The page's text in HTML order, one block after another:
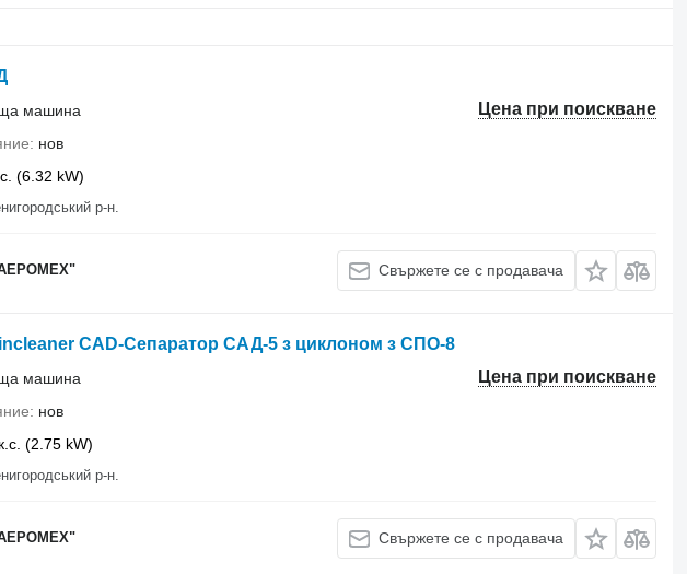
Цена при поискване
машина
нов
(6.32 kW)
р-н.
Свържете се с продавача
CAD-Сепаратор САД-5 з циклоном з СПО-8
Цена при поискване
машина
нов
(2.75 kW)
р-н.
Свържете се с продавача